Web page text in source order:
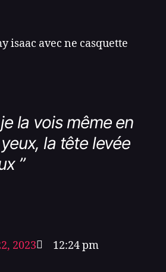
la vois même en
la tête levée
”
2023
12:24 pm